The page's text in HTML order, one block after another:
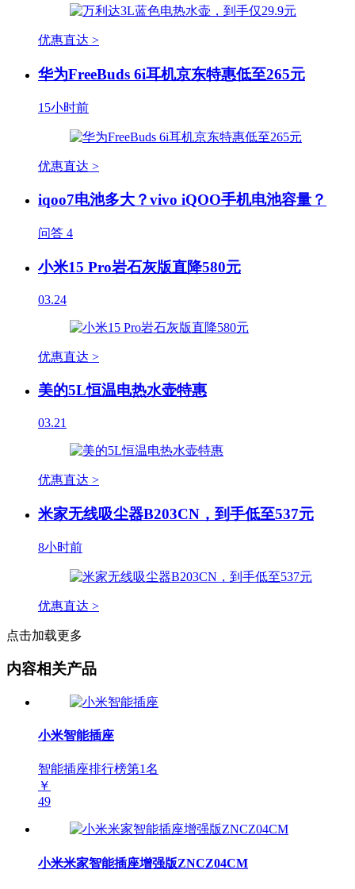
优惠直达 >
华为FreeBuds 6i耳机京东特惠低至265元
15小时前
优惠直达 >
iqoo7电池多大？vivo iQOO手机电池容量？
问答 4
小米15 Pro岩石灰版直降580元
03.24
优惠直达 >
美的5L恒温电热水壶特惠
03.21
优惠直达 >
米家无线吸尘器B203CN，到手低至537元
8小时前
优惠直达 >
点击加载更多
内容相关产品
小米智能插座
智能插座排行榜第1名
￥
49
小米米家智能插座增强版ZNCZ04CM